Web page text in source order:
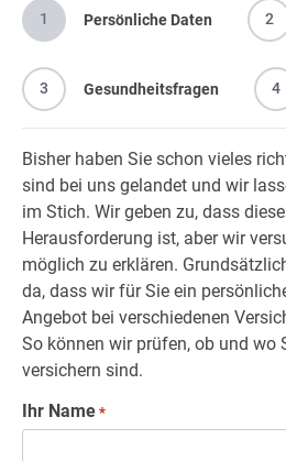
1 Persönliche Daten 2
3 Gesundheitsfragen 4
Bisher haben Sie schon vieles
sind bei uns gelandet und wir
im Stich. Wir geben zu, dass
Herausforderung ist, aber wir
möglich zu erklären.
da, dass wir für Sie ein
Angebot bei verschiedenen
So können wir prüfen, ob und wo
versichern sind.
Ihr Name *